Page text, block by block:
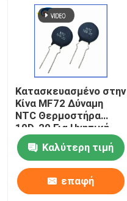
Κατασκευασμένο στην
Κίνα MF72 Δύναμη
NTC Θερμοστήρα
10D-20 Για Ηχητική
Εναλλακτική
τροφοδοσία και
Inverter Spot
Καλύτερη τιμή
επαφή